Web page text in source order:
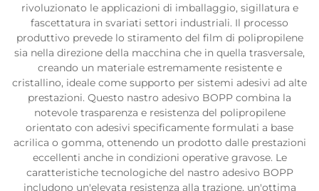
rivoluzionato le applicazioni di imballaggio, sigillatura e
fascettatura in svariati settori industriali. Il processo
produttivo prevede lo stiramento del film di polipropilene
sia nella direzione della macchina che in quella trasversale,
creando un materiale estremamente resistente e
cristallino, ideale come supporto per sistemi adesivi ad alte
prestazioni. Questo nastro adesivo BOPP combina la
notevole trasparenza e resistenza del polipropilene
orientato con adesivi specificamente formulati a base
acrilica o gomma, ottenendo un prodotto dalle prestazioni
eccellenti anche in condizioni operative gravose. Le
caratteristiche tecnologiche del nastro adesivo BOPP
includono un'elevata resistenza alla trazione, un'ottima